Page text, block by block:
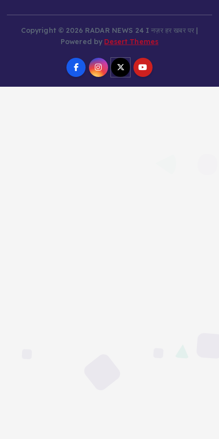
Copyright © 2026 RADAR NEWS 24 I नज़र हर खबर पर |
Powered by Desert Themes